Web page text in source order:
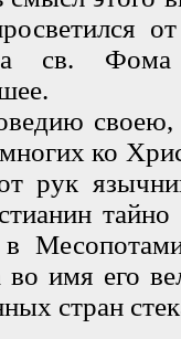
от
св. Фома
своею,
ко
рук
во имя его
стран